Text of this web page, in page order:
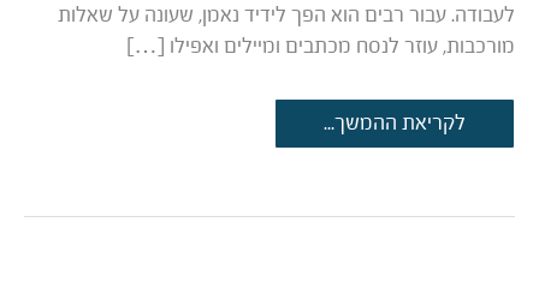
לעבודה. עבור רבים הוא הפך לידיד נאמן, שעונה על שאלות
מורכבות, עוזר לנסח מכתבים ומיילים ואפילו […]
האם
ניתן
ויקיפדיה
לקריאת ההמשך...